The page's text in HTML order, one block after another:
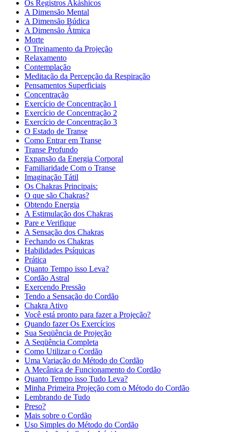
Os Registros Akáshicos
A Dimensão Mental
A Dimensão Búdica
A Dimensão Átmica
Morte
O Treinamento da Projeção
Relaxamento
Contemplação
Meditação da Percepção da Respiração
Pensamentos Superficiais
Concentração
Exercício de Concentração 1
Exercício de Concentração 2
Exercício de Concentração 3
O Estado de Transe
Como Entrar em Transe
Transe Profundo
Expansão da Energia Corporal
Familiaridade Com o Transe
Imaginação Tátil
Os Chakras Principais:
O que são Chakras?
Obtendo Energia
A Estimulação dos Chakras
Pare e Verifique
A Sensação dos Chakras
Fechando os Chakras
Habilidades Psíquicas
Prática
Quanto Tempo isso Leva?
Cordão Astral
Exercendo Pressão
Tendo a Sensação do Cordão
Chakra Ativo
Você está pronto para fazer a Projeção?
Quando fazer Os Exercícios
Sua Seqüência de Projeção
A Seqüência Completa
Como Utilizar o Cordão
Uma Variação do Método do Cordão
A Mecânica de Funcionamento do Cordão
Quanto Tempo isso Tudo Leva?
Minha Primeira Projeção com o Método do Cordão
Lembrando de Tudo
Preso?
Mais sobre o Cordão
Uso Simples do Método do Cordão